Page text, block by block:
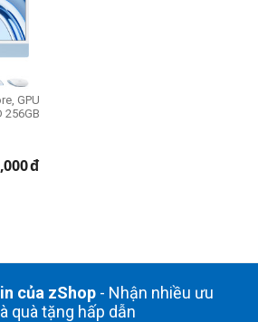
GPU
256GB
đ
của zShop- Nhận nhiều ưu
quà tặng hấp dẫn